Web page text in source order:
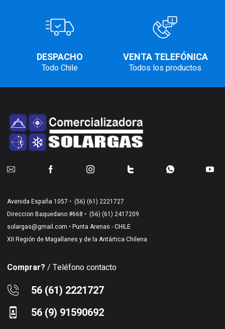
DESPACHO
Todo Chile
VENTA TELEFÓNICA
Todos los productos
Avenida España 1057 • (56) (61) 2221727
Direccion Baquedano #668 • (56) (61) 2417209
solargas@gmail.com • Punta Arenas - CHILE
XII Región de Magallanes y de la Antártica Chilena
Comprar? / Teléfono contacto
56 (61) 2221727
56 (9) 91590692